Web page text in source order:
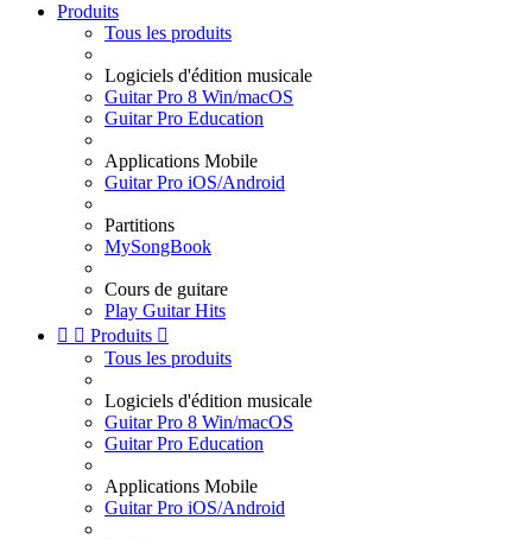
Produits
Tous les produits
Logiciels d'édition musicale
Guitar Pro 8 Win/macOS
Guitar Pro Education
Applications Mobile
Guitar Pro iOS/Android
Partitions
MySongBook
Cours de guitare
Play Guitar Hits
  Produits 
Tous les produits
Logiciels d'édition musicale
Guitar Pro 8 Win/macOS
Guitar Pro Education
Applications Mobile
Guitar Pro iOS/Android